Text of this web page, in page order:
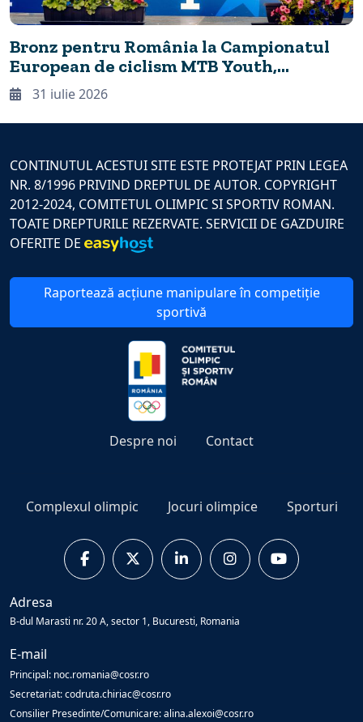
Bronz pentru România la Campionatul
European de ciclism MTB Youth,
desfășurat în premieră la Cheile
Grădiștei
31 iulie 2026
CONTINUTUL ACESTUI SITE ESTE PROTEJAT PRIN LEGEA
NR. 8/1996 PRIVIND DREPTUL DE AUTOR. COPYRIGHT
2012-2024, COMITETUL OLIMPIC SI SPORTIV ROMAN.
TOATE DREPTURILE REZERVATE. SERVICII DE GAZDUIRE
OFERITE DE
Raportează acțiune manipulare în competiție
sportivă
Despre noi Contact
Complexul olimpic Jocuri olimpice Sporturi
Adresa
B-dul Marasti nr. 20 A, sector 1, Bucuresti, Romania
E-mail
Principal: noc.romania@cosr.ro
Secretariat: codruta.chiriac@cosr.ro
Consilier Presedinte/Comunicare: alina.alexoi@cosr.ro